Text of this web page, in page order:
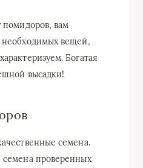
помидоров, вам
необходимых вещей,
Богатая
высадки!
семена.
семена проверенных